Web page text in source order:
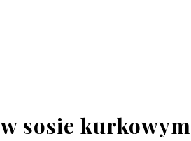
sosie kurkowym